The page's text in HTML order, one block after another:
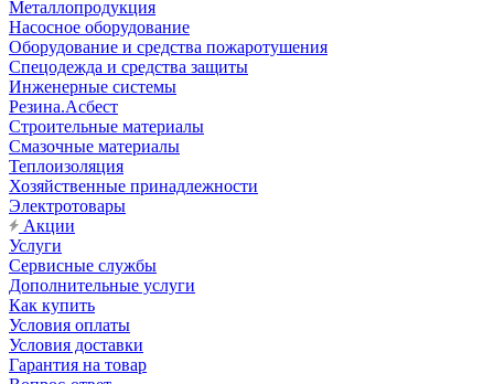
Металлопродукция
Насосное оборудование
Оборудование и средства пожаротушения
Спецодежда и средства защиты
Инженерные системы
Резина.Асбест
Строительные материалы
Смазочные материалы
Теплоизоляция
Хозяйственные принадлежности
Электротовары
Акции
Услуги
Сервисные службы
Дополнительные услуги
Как купить
Условия оплаты
Условия доставки
Гарантия на товар